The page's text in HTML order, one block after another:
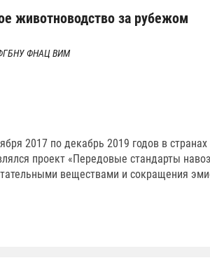
животноводство за рубежом
ФНАЦ ВИМ
2017 по декабрь 2019 годов в
проект «Передовые стандарты
веществами и сокращения